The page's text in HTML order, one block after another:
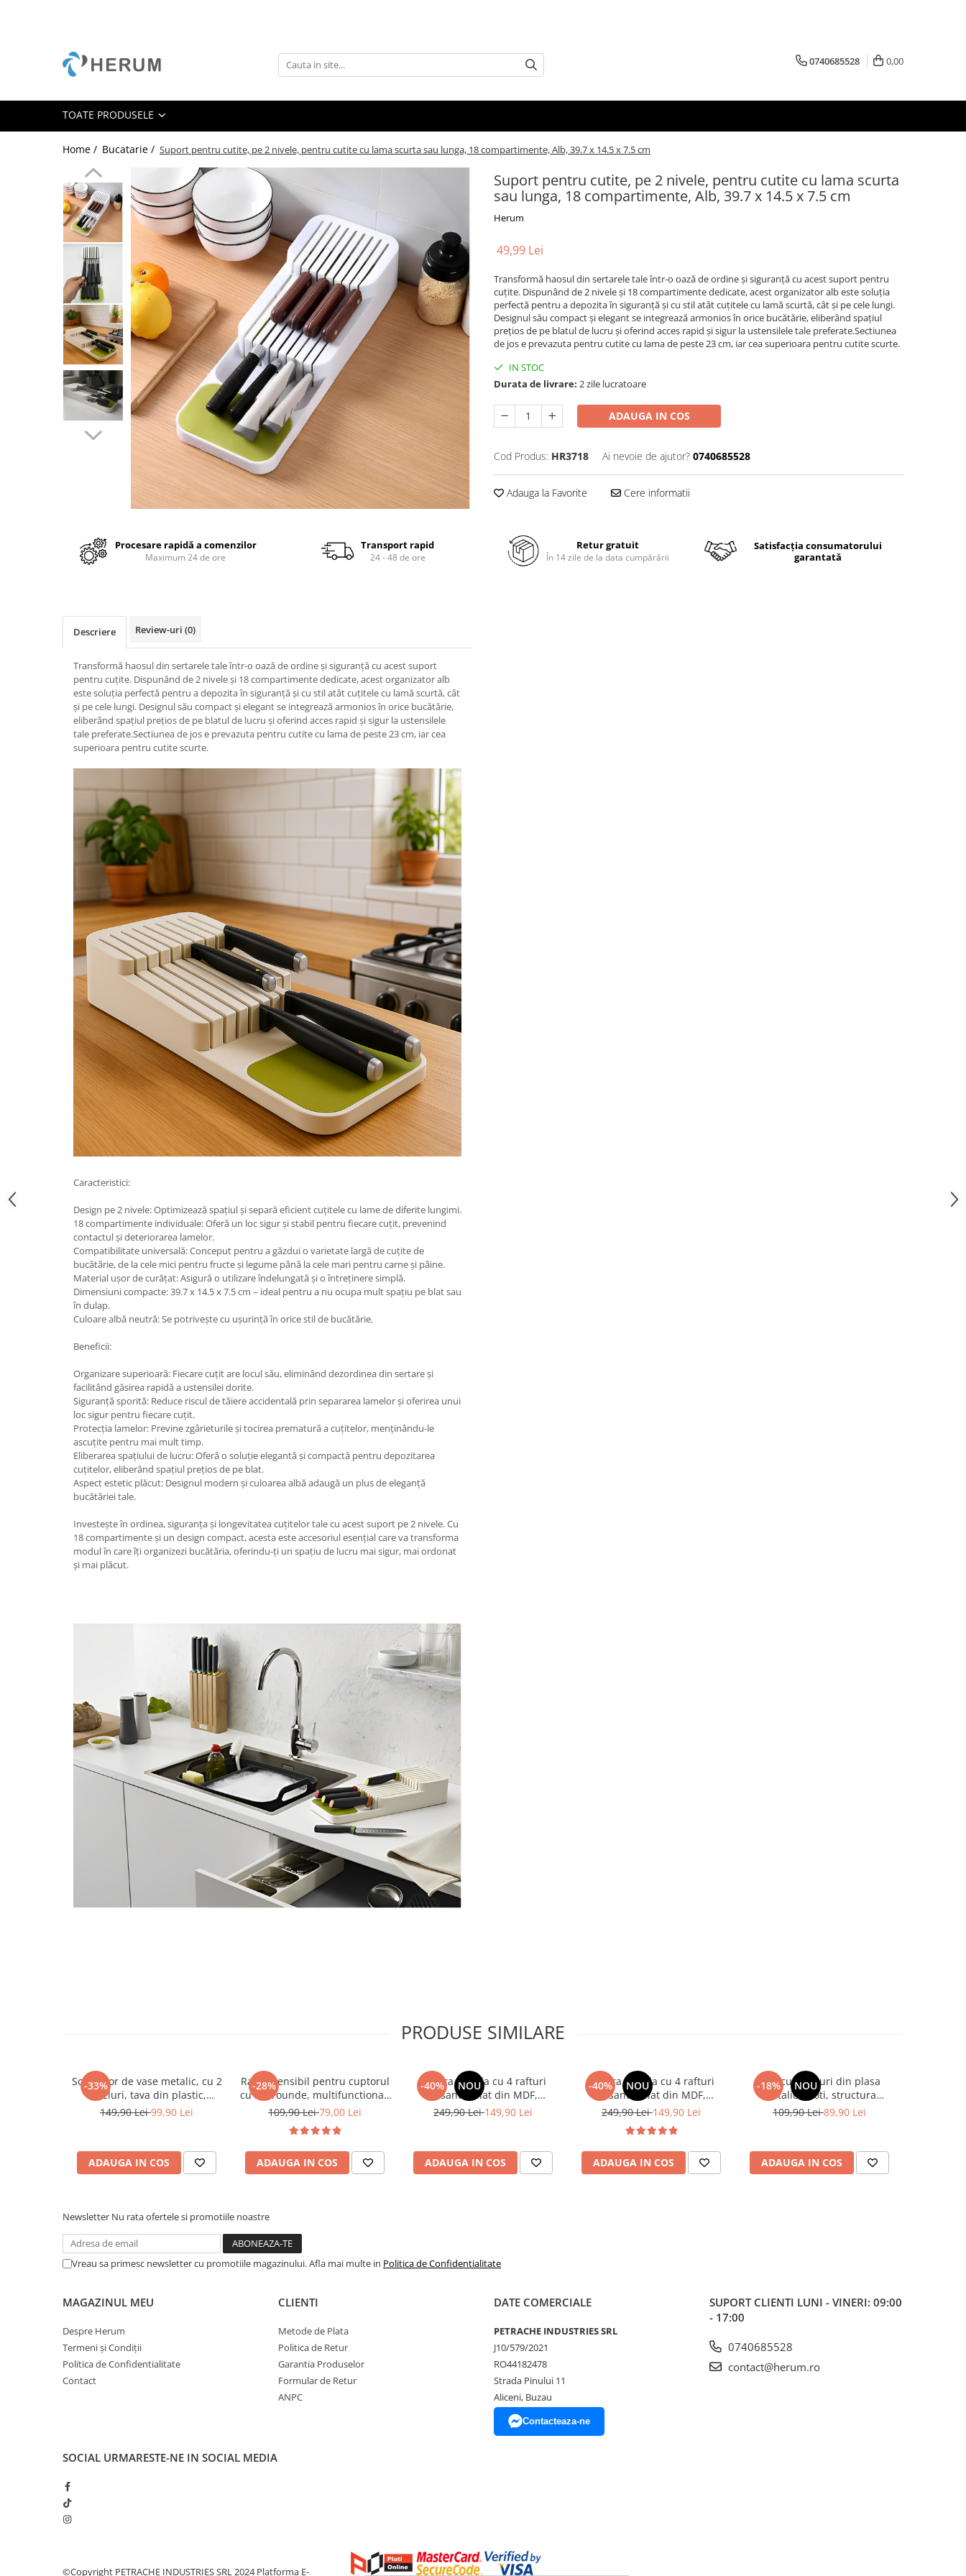
Organizare
Decoratiuni
Depozitare si organizare
0740685528 0,00
TOATE PRODUSELE
Home / Bucatarie / Suport pentru cutite, pe 2 nivele, pentru cutite cu lama scurta sau lunga, 18 compartimente, Alb, 39.7 x 14.5 x 7.5 cm
Suport pentru cutite, pe 2 nivele, pentru cutite cu lama scurta
sau lunga, 18 compartimente, Alb, 39.7 x 14.5 x 7.5 cm
Herum
49,99 Lei
Transformă haosul din sertarele tale într-o oază de ordine și siguranță cu acest suport pentru
cuțite. Dispunând de 2 nivele și 18 compartimente dedicate, acest organizator alb este soluția
perfectă pentru a depozita în siguranță și cu stil atât cuțitele cu lamă scurtă, cât și pe cele lungi.
Designul său compact și elegant se integrează armonios în orice bucătărie, eliberând spațiul
prețios de pe blatul de lucru și oferind acces rapid și sigur la ustensilele tale preferate.Sectiunea
de jos e prevazuta pentru cutite cu lama de peste 23 cm, iar cea superioara pentru cutite scurte.
IN STOC
Durata de livrare: 2 zile lucratoare
ADAUGA IN COS
Cod Produs: HR3718 Ai nevoie de ajutor? 0740685528
Adauga la Favorite Cere informatii
Procesare rapidă a comenzilor
Maximum 24 de ore
Transport rapid
24 - 48 de ore
Retur gratuit
În 14 zile de la data cumpărării
Satisfacția consumatorului
garantată
Descriere Review-uri (0)
Transformă haosul din sertarele tale într-o oază de ordine și siguranță cu acest suport
pentru cuțite. Dispunând de 2 nivele și 18 compartimente dedicate, acest organizator alb
este soluția perfectă pentru a depozita în siguranță și cu stil atât cuțitele cu lamă scurtă, cât
și pe cele lungi. Designul său compact și elegant se integrează armonios în orice bucătărie,
eliberând spațiul prețios de pe blatul de lucru și oferind acces rapid și sigur la ustensilele
tale preferate.Sectiunea de jos e prevazuta pentru cutite cu lama de peste 23 cm, iar cea
superioara pentru cutite scurte.
Caracteristici:
Design pe 2 nivele: Optimizează spațiul și separă eficient cuțitele cu lame de diferite lungimi.
18 compartimente individuale: Oferă un loc sigur și stabil pentru fiecare cuțit, prevenind
contactul și deteriorarea lamelor.
Compatibilitate universală: Conceput pentru a găzdui o varietate largă de cuțite de
bucătărie, de la cele mici pentru fructe și legume până la cele mari pentru carne și pâine.
Material ușor de curățat: Asigură o utilizare îndelungată și o întreținere simplă.
Dimensiuni compacte: 39.7 x 14.5 x 7.5 cm – ideal pentru a nu ocupa mult spațiu pe blat sau
în dulap.
Culoare albă neutră: Se potrivește cu ușurință în orice stil de bucătărie.
Beneficii:
Organizare superioară: Fiecare cuțit are locul său, eliminând dezordinea din sertare și
facilitând găsirea rapidă a ustensilei dorite.
Siguranță sporită: Reduce riscul de tăiere accidentală prin separarea lamelor și oferirea unui
loc sigur pentru fiecare cuțit.
Protecția lamelor: Previne zgârieturile și tocirea prematură a cuțitelor, menținându-le
ascuțite pentru mai mult timp.
Eliberarea spațiului de lucru: Oferă o soluție elegantă și compactă pentru depozitarea
cuțitelor, eliberând spațiul prețios de pe blat.
Aspect estetic plăcut: Designul modern și culoarea albă adaugă un plus de eleganță
bucătăriei tale.
Investește în ordinea, siguranța și longevitatea cuțitelor tale cu acest suport pe 2 nivele. Cu
18 compartimente și un design compact, acesta este accesoriul esențial care va transforma
modul în care îți organizezi bucătăria, oferindu-ți un spațiu de lucru mai sigur, mai ordonat
și mai plăcut.
PRODUSE SIMILARE
-33%
Scurgator de vase metalic, cu 2
niveluri, tava din plastic,
accesorii, Negru, 42 x 30 x 30
149,90 Lei99,90 Lei
ADAUGA IN COS
-28%
Raft extensibil pentru cuptorul
cu microunde, multifunctional,
Negru, 40-64 x 36.5 x 45 cm
109,90 Lei79,00 Lei
ADAUGA IN COS
-40% NOU
Etajera mobila cu 4 rafturi
glisante, blat din MDF,
Alb/Maro, 23.5 x 38 x 81.5 cm
249,90 Lei149,90 Lei
ADAUGA IN COS
-40% NOU
Etajera mobila cu 4 rafturi
glisante, blat din MDF,
Negru/Maro, 23.5 x 38 x 81.5
249,90 Lei149,90 Lei
ADAUGA IN COS
-18% NOU
Raft cu 4 cosuri din plasa
metalica, roti, structura
metalica, organizare,
109,90 Lei89,90 Lei
ADAUGA IN COS
Newsletter Nu rata ofertele si promotiile noastre
Vreau sa primesc newsletter cu promotiile magazinului. Afla mai multe in Politica de Confidentialitate
MAGAZINUL MEU
Despre Herum
Termeni și Condiții
Politica de Confidentialitate
Contact
CLIENTI
Metode de Plata
Politica de Retur
Garantia Produselor
Formular de Retur
ANPC
DATE COMERCIALE
PETRACHE INDUSTRIES SRL
J10/579/2021
RO44182478
Strada Pinului 11
Aliceni, Buzau
Contacteaza-ne
SUPORT CLIENTI LUNI - VINERI: 09:00
- 17:00
0740685528
contact@herum.ro
SOCIAL URMARESTE-NE IN SOCIAL MEDIA
©Copyright PETRACHE INDUSTRIES SRL 2024Platforma E-